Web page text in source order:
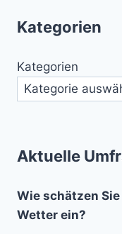
Kategorien
Kategorien
Aktuelle
Wie schätzen
Wetter ein?